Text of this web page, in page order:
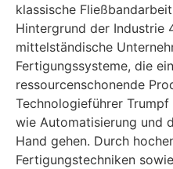
klassische
Hintergrund der Industrie
mittelständische
Fertigungssysteme, die
ressourcenschonende
Technologieführer
wie Automatisierung und
Hand gehen. Durch
Fertigungstechniken